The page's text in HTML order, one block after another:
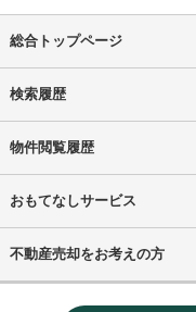
総合トップページ
検索履歴
物件閲覧履歴
おもてなしサービス
不動産売却をお考えの方